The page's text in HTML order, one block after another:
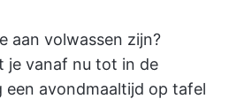
aan volwassen zijn?
je vanaf nu tot in de
een avondmaaltijd op tafel